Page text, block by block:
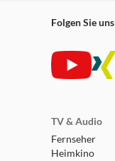
Folgen Sie uns
TV & Audio
Fernseher
Heimkino